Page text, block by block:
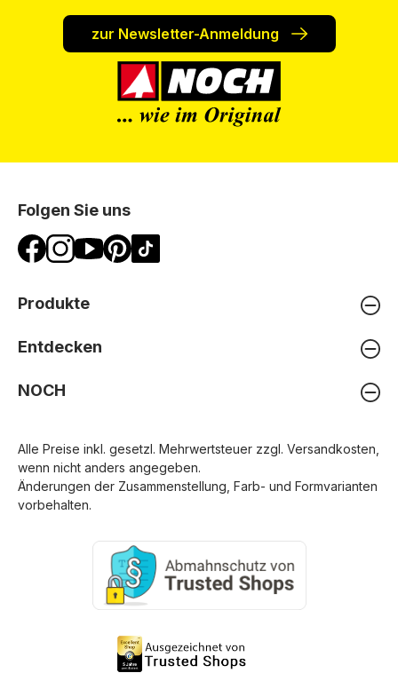
zur Newsletter-Anmeldung
Folgen Sie uns
Produkte
Entdecken
NOCH
Alle Preise inkl. gesetzl. Mehrwertsteuer zzgl. Versandkosten
wenn nicht anders angegeben.
Änderungen der Zusammenstellung, Farb- und Formvarianten
vorbehalten.